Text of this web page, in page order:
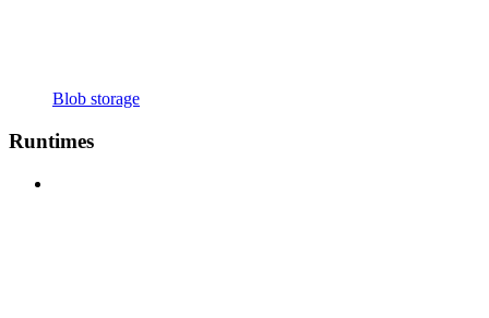
Blob storage
Runtimes